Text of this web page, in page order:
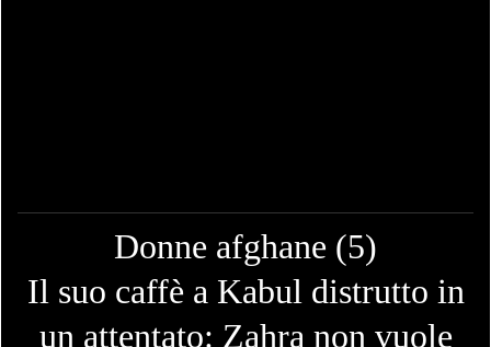
Donne afghane (5)
Il suo caffè a Kabul distrutto in
un attentato: Zahra non vuole